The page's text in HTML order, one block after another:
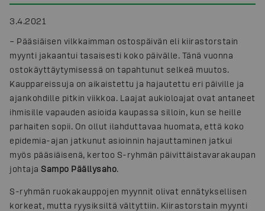
3.4.2021
– Pääsiäisen vilkkaimman ostospäivän eli kiirastorstain
myynti jakaantui tasaisesti koko päivälle. Tänä vuonna
ostokäyttäytymisessä on tapahtunut selkeä muutos.
Kauppareissuja on aikaistettu ja hajautettu eri päiville ja
ajankohdille pitkin viikkoa. Laajat aukioloajat ovat antaneet
ihmisille vapauden asioida kaupassa silloin, kun se heille
parhaiten sopii. On ollut ilahduttavaa huomata, että koko
epidemia-ajan jatkunut asioinnin hajauttaminen jatkui
myös pääsiäisenä, kertoo S-ryhmän päivittäistavarakaupan
johtaja Sampo Päällysaho.
S-ryhmän ruokakauppojen myynnit olivat ennätyksellisen
korkeat, mutta ryysiksiltä vältyttiin. Kiirastorstain myynti